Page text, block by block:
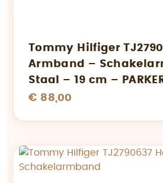
Tommy Hilfiger
Armband –
Staal – 19 cm –
€ 88,00